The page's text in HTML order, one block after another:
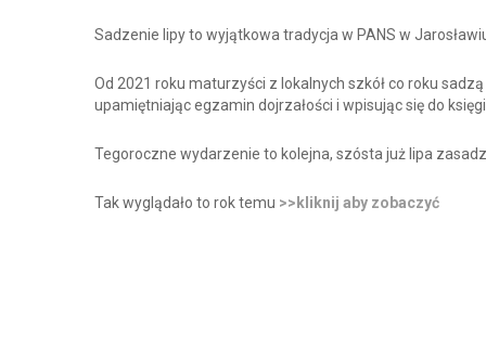
Sadzenie lipy to wyjątkowa tradycja w PANS w
Od 2021 roku maturzyści z lokalnych szkół co roku sadzą
upamiętniającegzamin dojrzałości i wpisującsię do
Tegoroczne wydarzenie to kolejna, szósta już lipa
Tak wyglądało to rok temu >>kliknij aby zobaczyć